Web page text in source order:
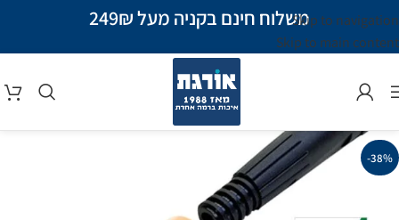
Skip to navigation
Skip to main content
משלוח חינם בקניה מעל 249₪
-38%